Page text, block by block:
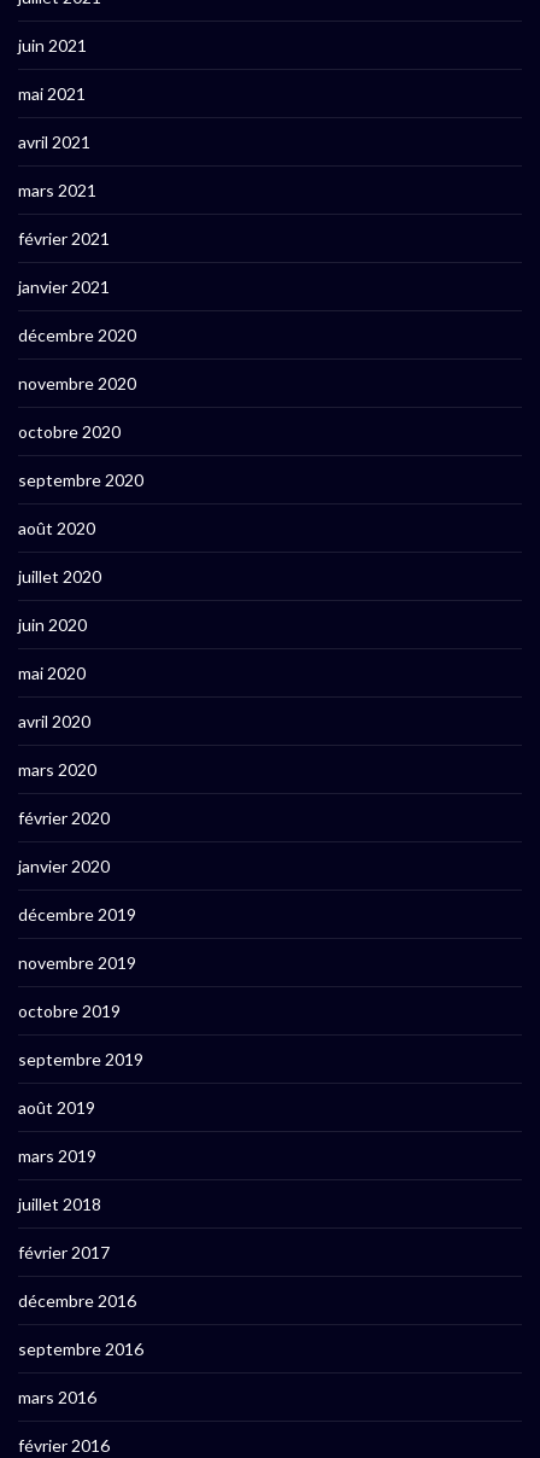
juin 2021
mai 2021
avril 2021
mars 2021
février 2021
janvier 2021
décembre 2020
novembre 2020
octobre 2020
septembre 2020
août 2020
juillet 2020
juin 2020
mai 2020
avril 2020
mars 2020
février 2020
janvier 2020
décembre 2019
novembre 2019
octobre 2019
septembre 2019
août 2019
mars 2019
juillet 2018
février 2017
décembre 2016
septembre 2016
mars 2016
février 2016